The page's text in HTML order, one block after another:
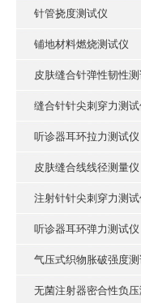
针管挠度测试仪
铺地材料燃烧测试仪
皮肤缝合针弹性韧性测
缝合针针尖刺穿力测试
听诊器耳环拉力测试仪
皮肤缝合线线径测量仪
注射针针尖刺穿力测试
听诊器耳环弹力测试仪
气压式织物胀破强度测
无菌注射器密合性负